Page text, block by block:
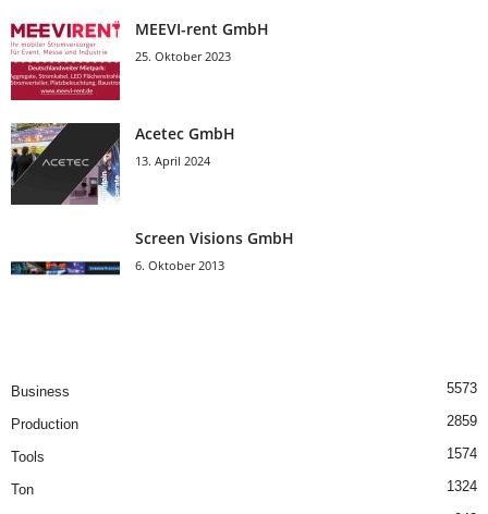
MEEVI-rent GmbH
25. Oktober 2023
Acetec GmbH
13. April 2024
Screen Visions GmbH
6. Oktober 2013
Business 5573
Production 2859
Tools 1574
Ton
1324